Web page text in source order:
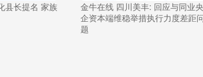
县长提名 家族
金牛在线 四川美丰: 回应与同业央
企资本端维稳举措执行力度差距
题